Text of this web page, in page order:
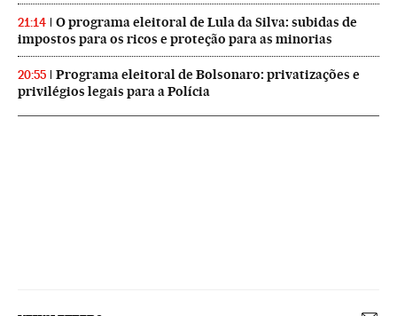
21:14
O programa eleitoral de Lula da Silva: subidas de
impostos para os ricos e proteção para as minorias
20:55
Programa eleitoral de Bolsonaro: privatizações e
privilégios legais para a Polícia